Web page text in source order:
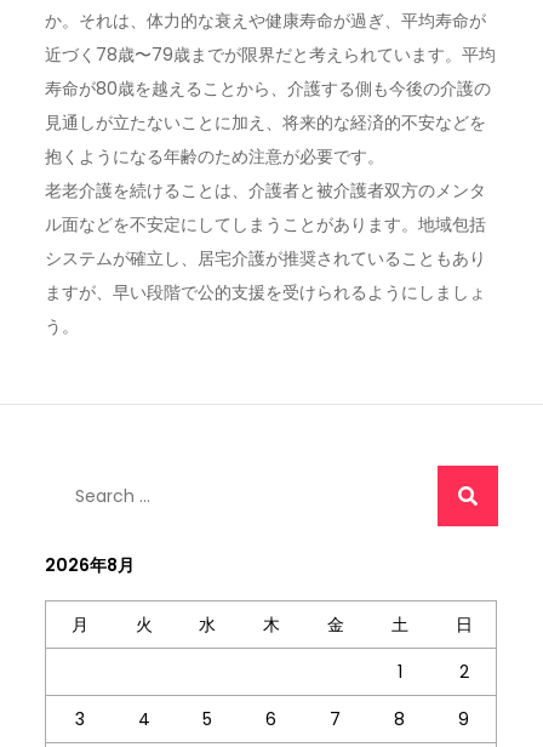
か。それは、体力的な衰えや健康寿命が過ぎ、平均寿命が
近づく78歳〜79歳までが限界だと考えられています。平均
寿命が80歳を越えることから、介護する側も今後の介護の
見通しが立たないことに加え、将来的な経済的不安などを
抱くようになる年齢のため注意が必要です。
老老介護を続けることは、介護者と被介護者双方のメンタ
ル面などを不安定にしてしまうことがあります。地域包括
システムが確立し、居宅介護が推奨されていることもあり
ますが、早い段階で公的支援を受けられるようにしましょ
う。
2026年8月
月 火 水 木 金 土
日
1
2
3
4 5 6 7 8
9